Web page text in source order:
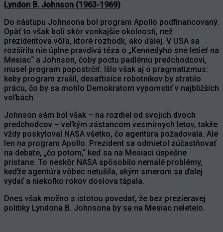
Lyndon B. Johnson (1963-1969)
Do nástupu Johnsona bol program Apollo podfinancovaný.
Opäť to však boli skôr vonkajšie okolnosti, než
prezidentova vôľa, ktoré rozhodli, ako ďalej. V USA sa
rozšírila nie úplne pravdivá téza o „Kennedyho sne letieť na
Mesiac“ a Johnson, čoby poctu padlému predchodcovi,
musel program popostrčiť. Išlo však aj o pragmatizmus:
keby program zrušil, desaťtisíce robotníkov by stratilo
prácu, čo by sa mohlo Demokratom vypomstiť v najbližších
voľbách.
Johnson sám bol však – na rozdiel od svojich dvoch
predchodcov – veľkým zástancom vesmírnych letov, takže
vždy poskytoval NASA všetko, čo agentúra požadovala. Ale
len na program Apollo. Prezident sa odmietol zúčastňovať
na debate, „čo potom,“ keď sa na Mesiaci úspešne
pristane. To neskôr NASA spôsobilo nemalé problémy,
keďže agentúra vôbec netušila, akým smerom sa ďalej
vydať a niekoľko rokov doslova tápala.
Dnes však možno s istotou povedať, že bez prezieravej
politiky Lyndona B. Johnsona by sa na Mesiac neletelo.